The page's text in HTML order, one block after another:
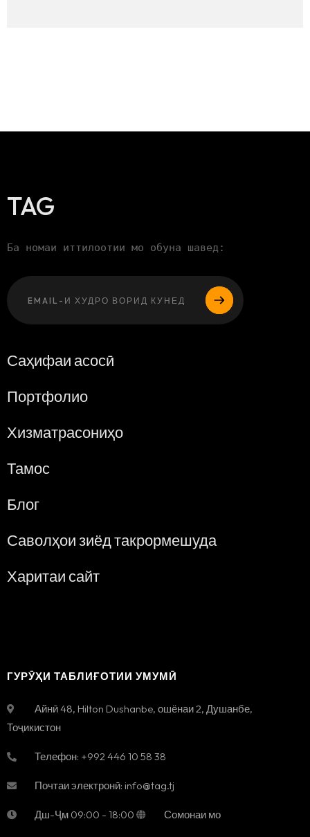
TAG
Ба номаи иттилоотии мо обуна шавед:
Лутфан, ин
Саҳифаи асосӣ
Портфолио
Хизматрасониҳо
Тамос
Блог
Саволҳои зиёд такрормешуда
Харитаи сайт
ГУРӮҲИ ТАБЛИҒОТИИ УМУМӢ
Айнӣ 48, Hilton Dushanbe, ошёнаи 2, Душанбе,
Тоҷикистон
Телефон: +992 446 10 58 38
Почтаи электронӣ: info@tag.tj
Дш-Ҷм 09:00 - 18:00 Сомонаи мо